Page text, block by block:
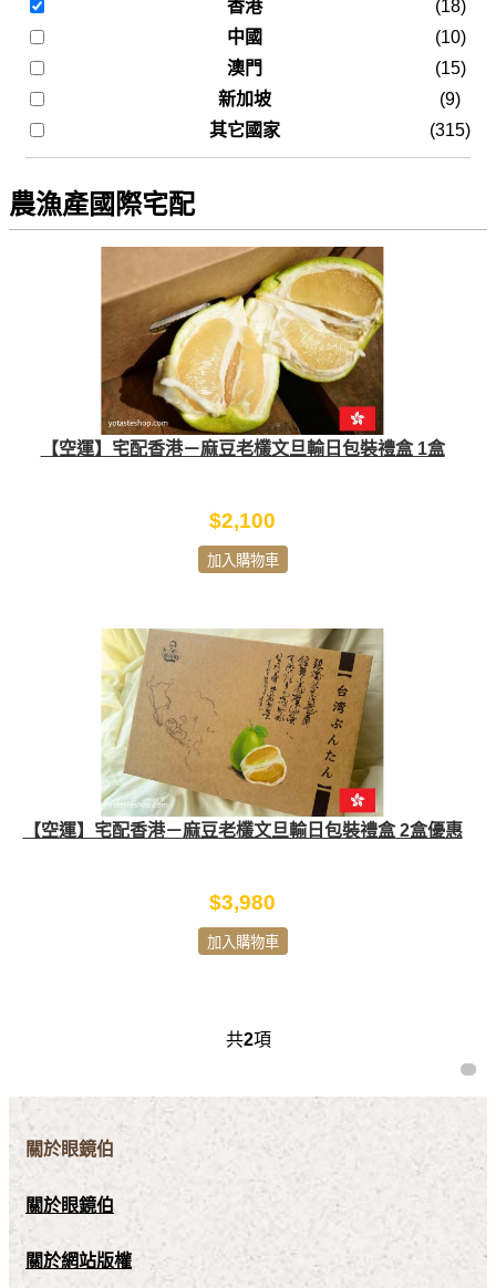
香港
(18)
中國
(10)
澳門
(15)
新加坡
(9)
其它國家
(315)
農漁產國際宅配
【空運】宅配香港－麻豆老欉文旦輸日包裝禮盒 1盒
$2,100
加入購物車
【空運】宅配香港－麻豆老欉文旦輸日包裝禮盒 2盒優惠
$3,980
加入購物車
共2項
關於眼鏡伯
關於眼鏡伯
關於網站版權